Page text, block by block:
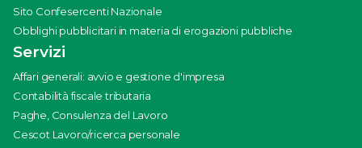
Sito Confesercenti Nazionale
Obblighi pubblicitari in materia di erogazioni pubbliche
Servizi
Affari generali: avvio e gestione d'impresa
Contabilità fiscale tributaria
Paghe, Consulenza del Lavoro
Cescot Lavoro/ricerca personale